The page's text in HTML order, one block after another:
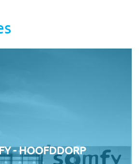
- HOOFDDORP